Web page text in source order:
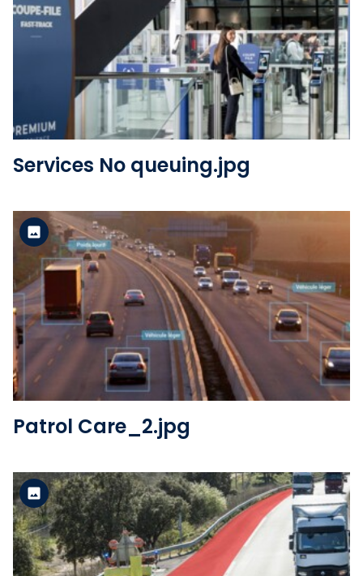
Voir le fichier
Version standard
Services No queuing.jpg
Voir le fichier
Version standard
Patrol Care_2.jpg
Version standard